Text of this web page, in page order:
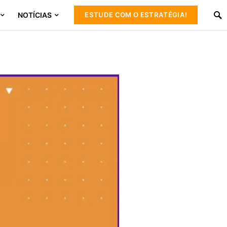
NOTÍCIAS ESTUDE COM O ESTRATÉGIA!